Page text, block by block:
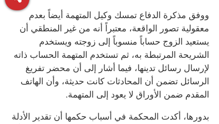
ووفق مذكرة الدفاع تمسك وكيل المتهمة أيضاً بعدم
معقولية تصور الواقعة، معتبراً أنه من غير المنطقي أن
يستعيد الزوج حساباً منسوباً إلى زوجته ويستخدم
الشريحة المرتبطة به، ثم تستخدم المتهمة الحساب ذاته
لإرسال رسائل تدينها، فيما أشار إلى أن محضر تفريغ
الرسائل تضمن أن المحادثات كانت حديثة، وأن الهاتف
المقدم ضمن الأوراق لا يعود إلى المتهمة.
بدورها، أكدت المحكمة في أسباب حكمها أن تقدير الأدلة